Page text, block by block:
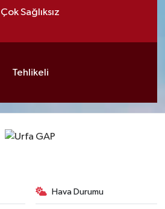
Çok Sağlıksız
Tehlikeli
Hava Durumu